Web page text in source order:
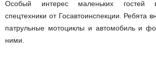
Особый интерес маленьких гостей
спецтехники от Госавтоинспекции. Ребята
патрульные мотоциклы и автомобиль и
ними.